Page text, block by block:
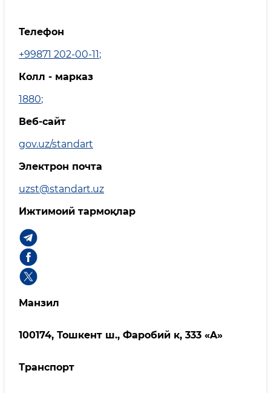
Телефон
+99871 202-00-11;
Колл - марказ
1880;
Веб-сайт
gov.uz/standart
Электрон почта
uzst@standart.uz
Ижтимоий тармоқлар
Манзил
100174, Тошкент ш., Фаробий к, 333 «A»
Транспорт